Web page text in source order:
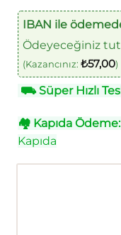
IBAN ile
Ödeyeceğiniz
(Kazancınız: ₺57,00)
⛟Süper Hızlı
🏘 Kapıda Ödeme:
Kapıda